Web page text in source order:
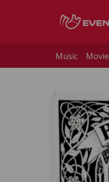
Music Movie